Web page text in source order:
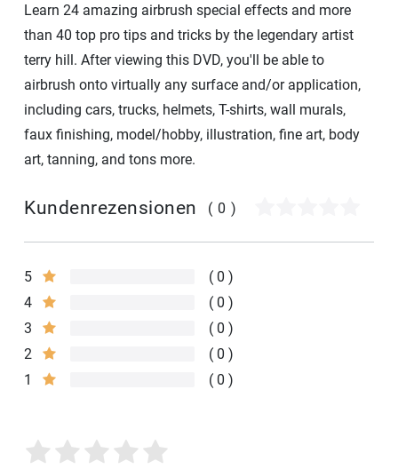
Learn 24 amazing airbrush special effects and more
than 40 top pro tips and tricks by the legendary artist
terry hill. After viewing this DVD, you'll be able to
airbrush onto virtually any surface and/or application,
including cars, trucks, helmets, T-shirts, wall murals,
faux finishing, model/hobby, illustration, fine art, body
art, tanning, and tons more.
Kundenrezensionen (0)
5
0
4
0
3
0
2
0
1
0